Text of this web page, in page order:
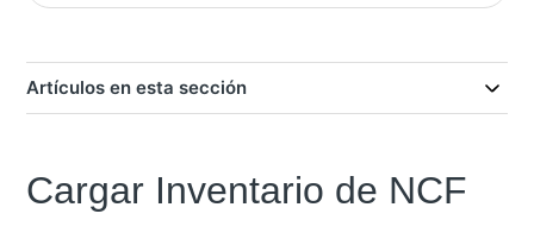
Artículos en esta sección
Cargar Inventario de NCF